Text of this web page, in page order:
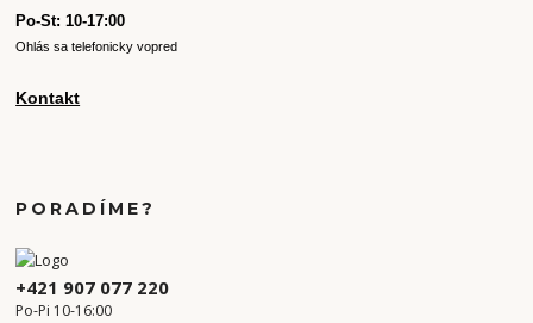
Po-St: 10-17:00
Ohlás sa telefonicky vopred
Kontakt
PORADÍME?
+421 907 077 220
Po-Pi 10-16:00